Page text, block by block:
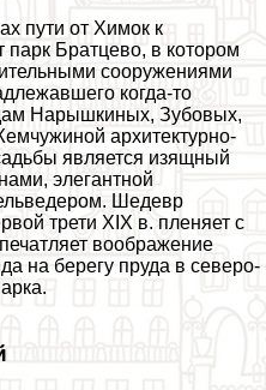
пути от Химок к
Братцево, в котором
сооружениями
когда-то
Нарышкиных, Зубовых,
архитектурно-
является изящный
элегантной
Шедевр
трети XIX в. пленяет с
воображение
на берегу пруда в северо-